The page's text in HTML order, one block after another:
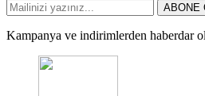
ABONE
Kampanya ve indirimlerden haberdar